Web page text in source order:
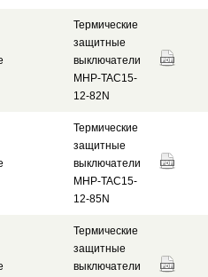
Термические
защитные
выключатели
MHP-TAC15-
12-82N
Термические
защитные
выключатели
MHP-TAC15-
12-85N
Термические
защитные
выключатели